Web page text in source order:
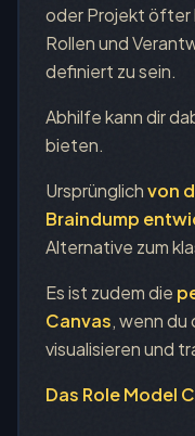
oder Projekt öfter
Rollen und
definiert zu sein.
Abhilfe kann dir
bieten.
Ursprünglichvon
Braindump
Alternative zum
Es ist zudem die
Canvas, wenn du
visualisieren und
Das Role Model